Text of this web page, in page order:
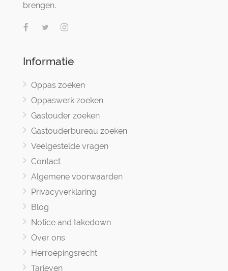
brengen.
Informatie
Oppas zoeken
Oppaswerk zoeken
Gastouder zoeken
Gastouderbureau zoeken
Veelgestelde vragen
Contact
Algemene voorwaarden
Privacyverklaring
Blog
Notice and takedown
Over ons
Herroepingsrecht
Tarieven